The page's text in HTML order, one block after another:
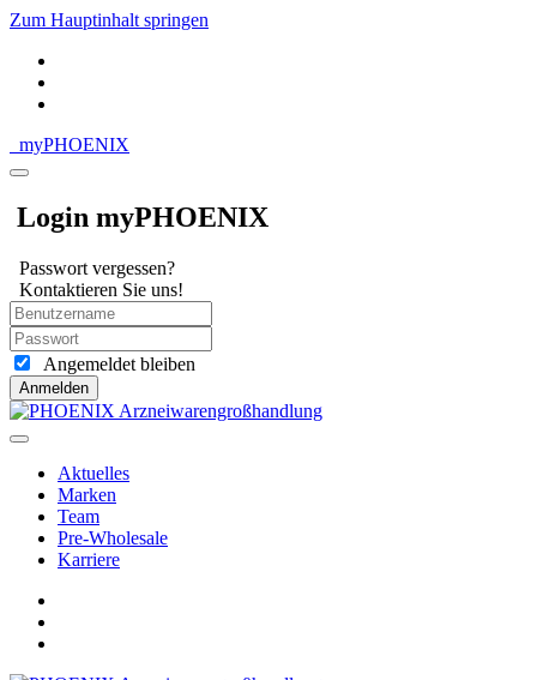
Zum Hauptinhalt springen
myPHOENIX
Login myPHOENIX
Passwort vergessen?
Kontaktieren Sie uns!
Angemeldet bleiben
Anmelden
Aktuelles
Marken
Team
Pre-Wholesale
Karriere